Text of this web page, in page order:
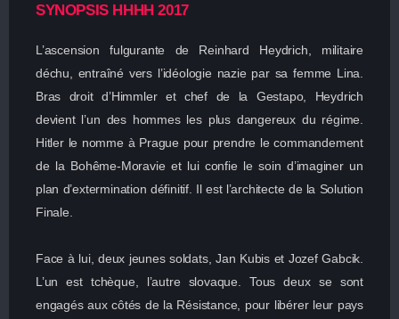
SYNOPSIS HHHH 2017
L’ascension fulgurante de Reinhard Heydrich, militaire
déchu, entraîné vers l’idéologie nazie par sa femme Lina.
Bras droit d’Himmler et chef de la Gestapo, Heydrich
devient l’un des hommes les plus dangereux du régime.
Hitler le nomme à Prague pour prendre le commandement
de la Bohême-Moravie et lui confie le soin d’imaginer un
plan d’extermination définitif. Il est l’architecte de la Solution
Finale.
Face à lui, deux jeunes soldats, Jan Kubis et Jozef Gabcik.
L’un est tchèque, l’autre slovaque. Tous deux se sont
engagés aux côtés de la Résistance, pour libérer leur pays